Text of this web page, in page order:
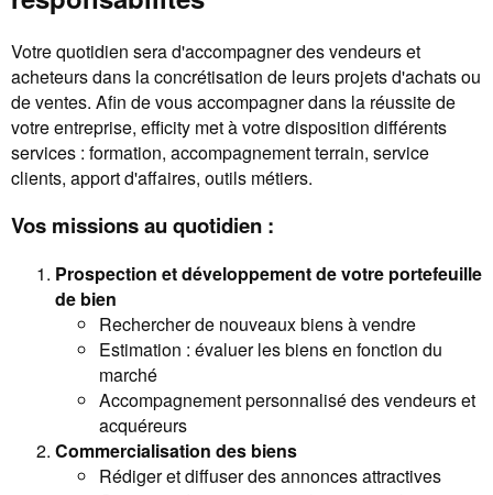
Votre quotidien sera d'accompagner des vendeurs et
acheteurs dans la concrétisation de leurs projets d'achats ou
de ventes. Afin de vous accompagner dans la réussite de
votre entreprise, efficity met à votre disposition différents
services : formation, accompagnement terrain, service
clients, apport d'affaires, outils métiers.
Vos missions au quotidien :
Prospection et développement de votre portefeuille
de bien
Rechercher de nouveaux biens à vendre
Estimation : évaluer les biens en fonction du
marché
Accompagnement personnalisé des vendeurs et
acquéreurs
Commercialisation des biens
Rédiger et diffuser des annonces attractives